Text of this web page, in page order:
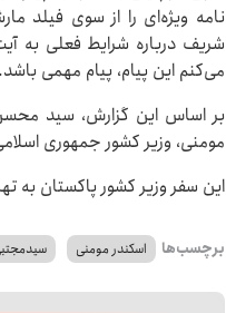
نامه ویژه‌ای را از سوی فیلد
شریف درباره شرایط فعلی به
می‌کنم این پیام، پیام مهمی
مومنی، وزیر کشور جمهوری
این سفر وزیر کشور پاکستان به
برچسب‌ها اسکندر مومنی